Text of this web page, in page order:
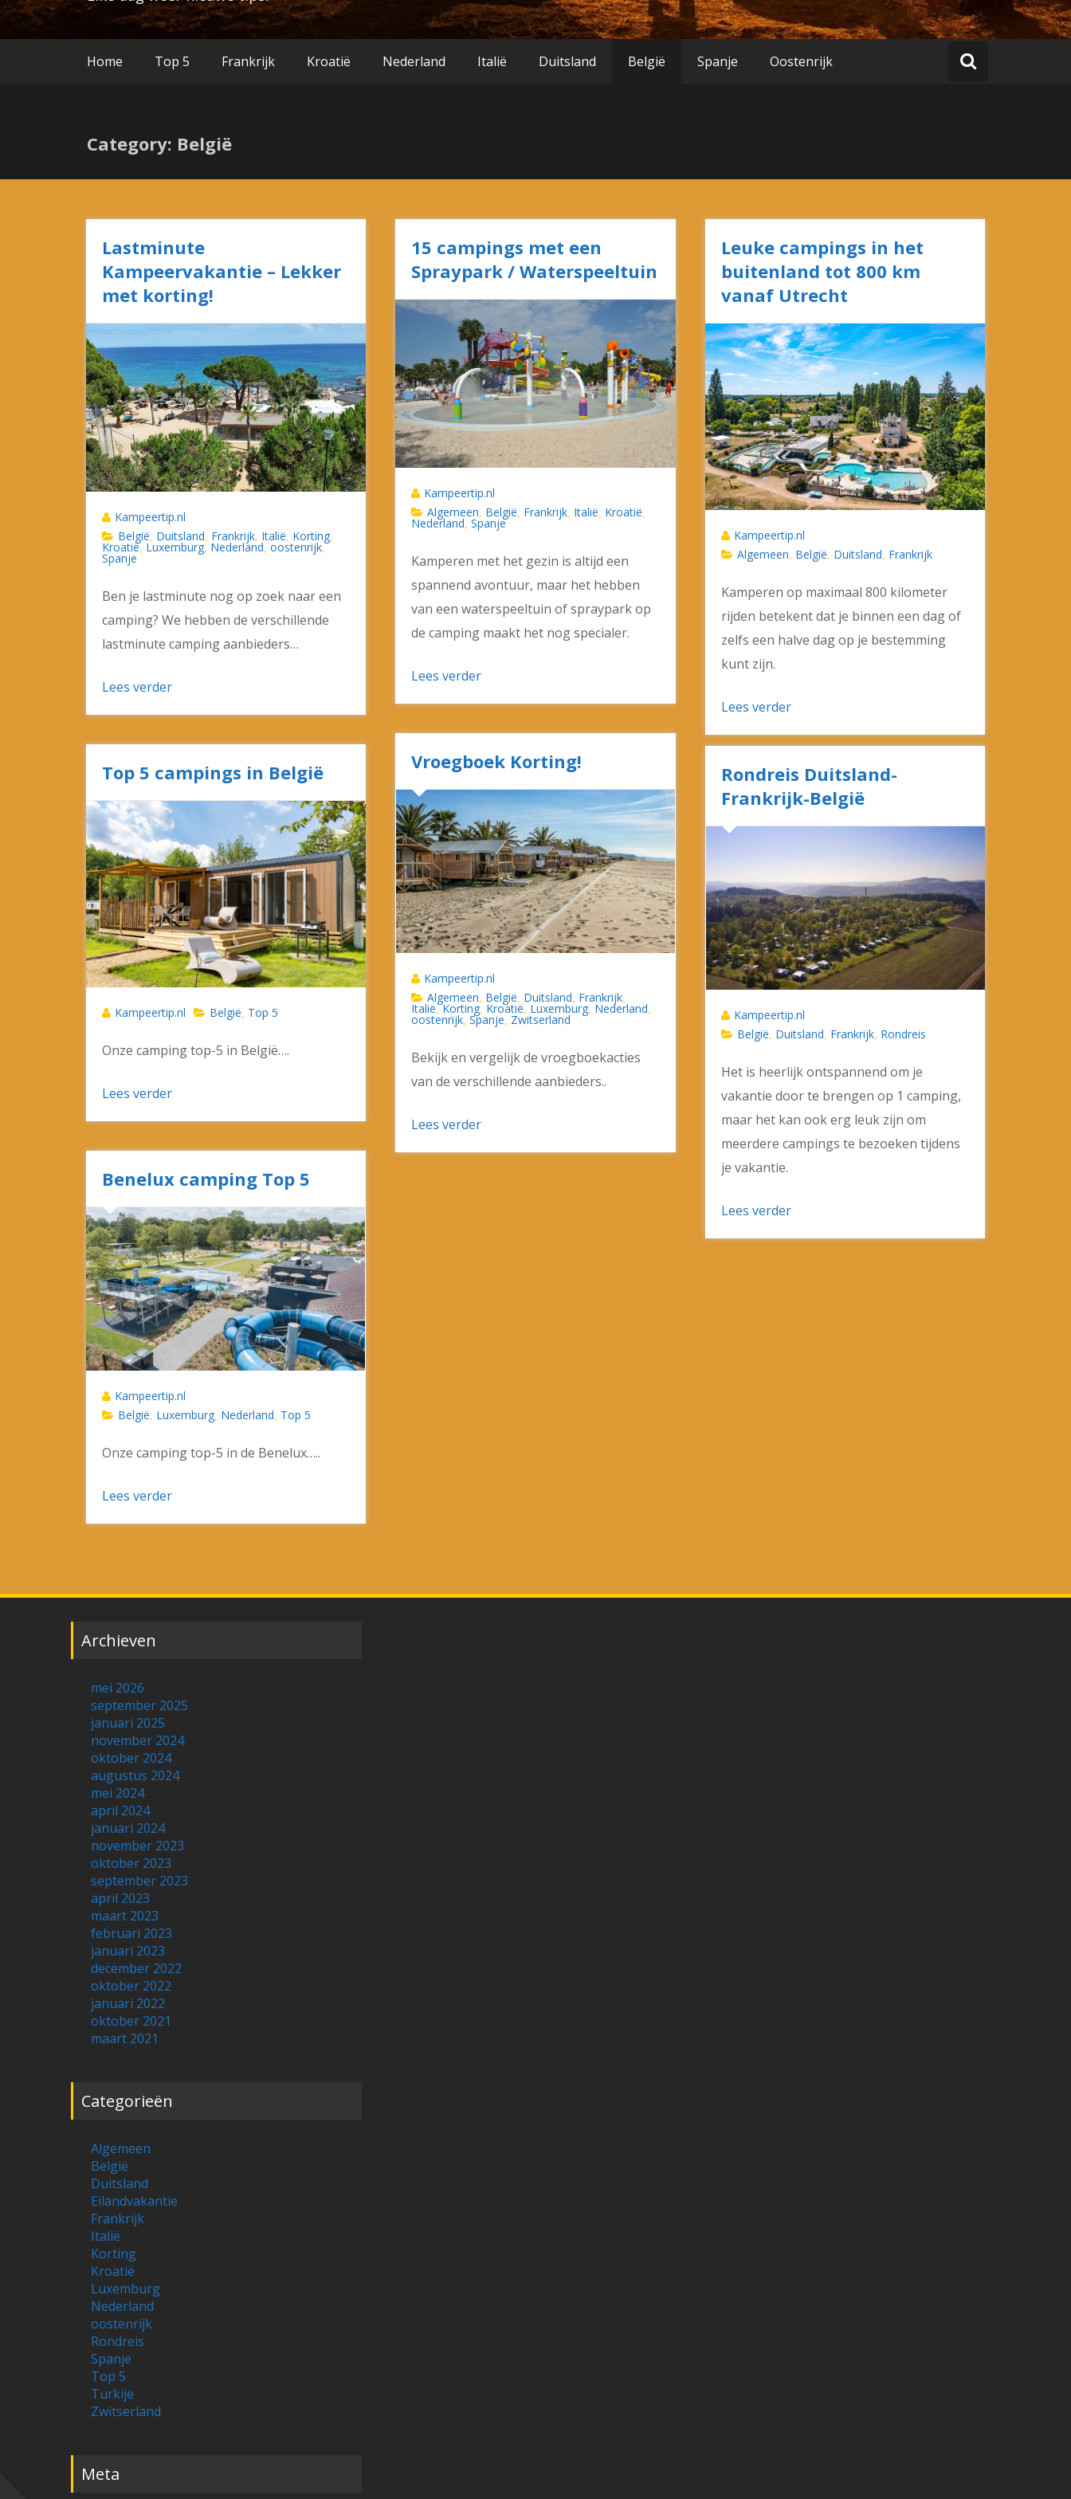
Home Top 5 Frankrijk Kroatië Nederland Italië Duitsland België Spanje Oostenrijk
Category: België
Lastminute
Kampeervakantie – Lekker
met korting!
Kampeertip.nl
België Duitsland Frankrijk, Italië Korting,
Kroatië, Luxemburg, Nederland oostenrijk,
Spanje
Ben je lastminute nog op zoek naar een
camping? We hebben de verschillende
lastminute camping aanbieders…
Lees verder
15 campings met een
Spraypark / Waterspeeltuin
Kampeertip.nl
Algemeen België Frankrijk Italië Kroatië
Nederland ,Spanje
Kamperen met het gezin is altijd een
spannend avontuur, maar het hebben
van een waterspeeltuin of spraypark op
de camping maakt het nog specialer.
Lees verder
Leuke campings in het
buitenland tot 800 km
vanaf Utrecht
Kampeertip.nl
Algemeen België Duitsland Frankrijk
Kamperen op maximaal 800 kilometer
rijden betekent dat je binnen een dag of
zelfs een halve dag op je bestemming
kunt zijn.
Lees verder
Vroegboek Korting!
Kampeertip.nl
Algemeen België Duitsland Frankrijk
Italië ,Korting Kroatië Luxemburg Nederland
oostenrijk ,Spanje Zwitserland
Bekijk en vergelijk de vroegboekacties
van de verschillende aanbieders..
Lees verder
Top 5 campings in België
Kampeertip.nl België Top 5
Onze camping top-5 in België….
Lees verder
Rondreis Duitsland-
Frankrijk-België
Kampeertip.nl
België Duitsland Frankrijk, Rondreis
Het is heerlijk ontspannend om je
vakantie door te brengen op 1 camping,
maar het kan ook erg leuk zijn om
meerdere campings te bezoeken tijdens
je vakantie.
Lees verder
Benelux camping Top 5
Kampeertip.nl
België Luxemburg, Nederland Top 5
Onze camping top-5 in de Benelux…..
Lees verder
Archieven
mei 2026
september 2025
januari 2025
november 2024
oktober 2024
augustus 2024
mei 2024
april 2024
januari 2024
november 2023
oktober 2023
september 2023
april 2023
maart 2023
februari 2023
januari 2023
december 2022
oktober 2022
januari 2022
oktober 2021
maart 2021
Categorieën
Algemeen
België
Duitsland
Eilandvakantie
Frankrijk
Italië
Korting
Kroatië
Luxemburg
Nederland
oostenrijk
Rondreis
Spanje
Top 5
Turkije
Zwitserland
Meta